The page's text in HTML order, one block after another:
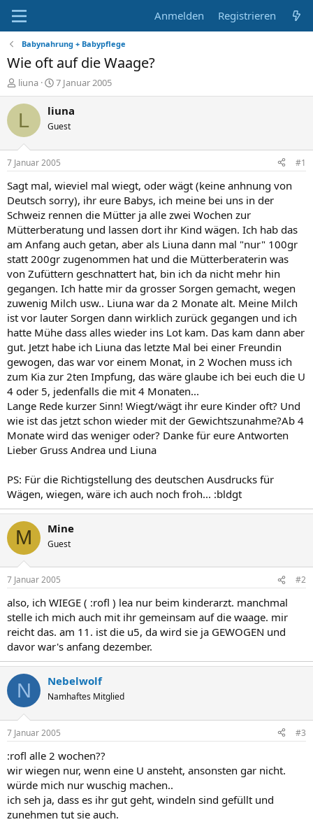
Anmelden Registrieren
Babynahrung + Babypflege
Wie oft auf die Waage?
E
r
s
e
r
liuna
E
r
s
e
l
t
a
7 Januar 2005
L liuna
Guest
7 Januar 2005 #1
Sagt mal, wieviel mal wiegt, oder wägt (keine anhnung von
Deutsch sorry), ihr eure Babys, ich meine bei uns in der
Schweiz rennen die Mütter ja alle zwei Wochen zur
Mütterberatung und lassen dort ihr Kind wägen. Ich hab das
am Anfang auch getan, aber als Liuna dann mal "nur" 100gr
statt 200gr zugenommen hat und die Mütterberaterin was
von Zufüttern geschnattert hat, bin ich da nicht mehr hin
gegangen. Ich hatte mir da grosser Sorgen gemacht, wegen
zuwenig Milch usw.. Liuna war da 2 Monate alt. Meine Milch
ist vor lauter Sorgen dann wirklich zurück gegangen und ich
hatte Mühe dass alles wieder ins Lot kam. Das kam dann aber
gut. Jetzt habe ich Liuna das letzte Mal bei einer Freundin
gewogen, das war vor einem Monat, in 2 Wochen muss ich
zum Kia zur 2ten Impfung, das wäre glaube ich bei euch die U
4 oder 5, jedenfalls die mit 4 Monaten...
Lange Rede kurzer Sinn! Wiegt/wägt ihr eure Kinder oft? Und
wie ist das jetzt schon wieder mit der Gewichtszunahme?Ab 4
Monate wird das weniger oder? Danke für eure Antworten
Lieber Gruss Andrea und Liuna
PS: Für die Richtigstellung des deutschen Ausdrucks für
Wägen, wiegen, wäre ich auch noch froh... :bldgt
M Mine
Guest
7 Januar 2005 #2
also, ich WIEGE ( :rofl ) lea nur beim kinderarzt. manchmal
stelle ich mich auch mit ihr gemeinsam auf die waage. mir
reicht das. am 11. ist die u5, da wird sie ja GEWOGEN und
davor war's anfang dezember.
N Nebelwolf
Namhaftes Mitglied
7 Januar 2005 #3
:rofl alle 2 wochen??
wir wiegen nur, wenn eine U ansteht, ansonsten gar nicht.
würde mich nur wuschig machen..
ich seh ja, dass es ihr gut geht, windeln sind gefüllt und
zunehmen tut sie auch.